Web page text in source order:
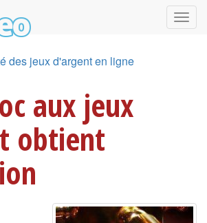
des jeux d'argent en ligne
aux jeux
obtient